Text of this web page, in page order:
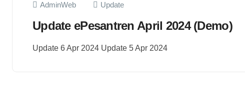
AdminWeb Update
Update ePesantren April 2024 (Demo)
Update 6 Apr 2024 Update 5 Apr 2024